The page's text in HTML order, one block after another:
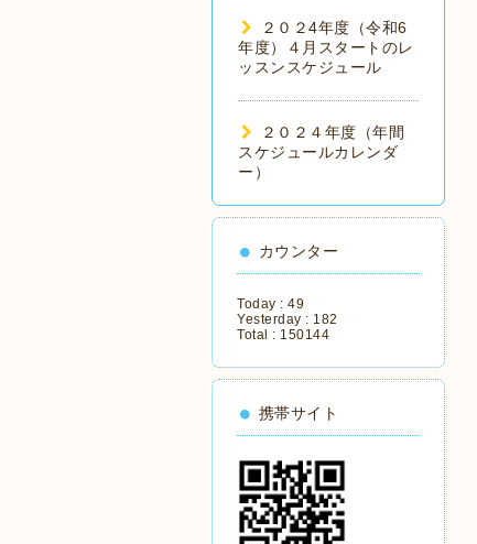
２０２4年度（令和6
年度）４月スタートのレ
ッスンスケジュール
２０２４年度（年間
スケジュールカレンダ
ー）
カウンター
Today : 49
Yesterday : 182
Total : 150144
携帯サイト